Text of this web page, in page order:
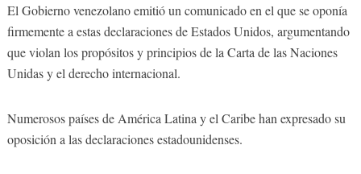
El Gobierno venezolano emitió un comunicado en el que se oponía
firmemente a estas declaraciones de Estados Unidos, argumentando
que violan los propósitos y principios de la Carta de las Naciones
Unidas y el derecho internacional.
Numerosos países de América Latina y el Caribe han expresado su
oposición a las declaraciones estadounidenses.